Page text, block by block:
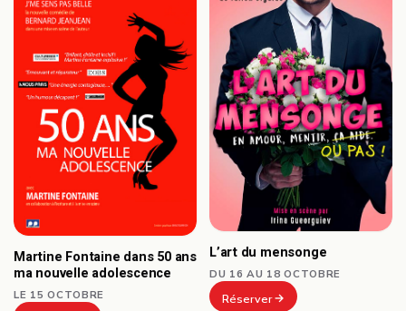
Martine Fontaine dans 50 ans
ma nouvelle adolescence
LE 15 OCTOBRE
L’art du mensonge
DU 16 AU 18 OCTOBRE
Réserver